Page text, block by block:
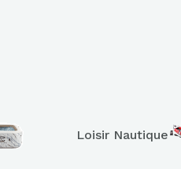
Loisir Nautique